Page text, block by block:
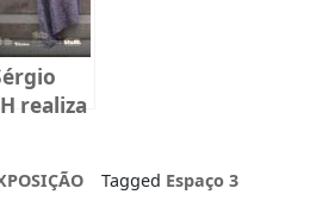
realiza
Tagged Espaço 3